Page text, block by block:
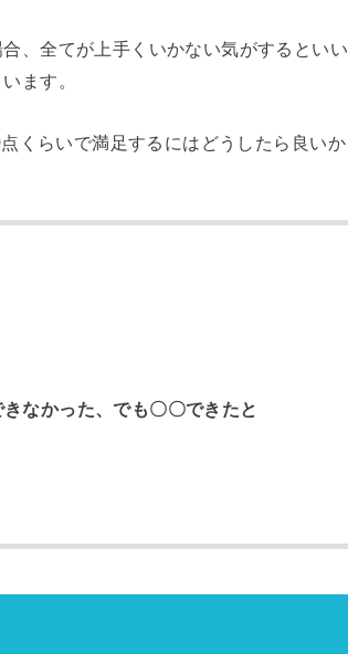
、全てが上手くいかない気がするといい
ます。
くらいで満足するにはどうしたら良いか
なかった、でも〇〇できたと